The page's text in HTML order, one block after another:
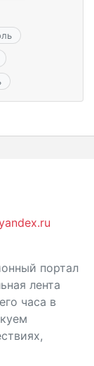
портал
лента
часа в